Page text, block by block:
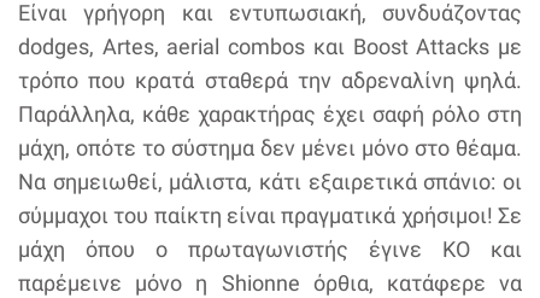
Είναι γρήγορη και εντυπωσιακή, συνδυάζοντας
dodges, Artes, aerial combos και Boost Attacks με
τρόπο που κρατά σταθερά την αδρεναλίνη ψηλά.
Παράλληλα, κάθε χαρακτήρας έχει σαφή ρόλο στη
μάχη, οπότε το σύστημα δεν μένει μόνο στο θέαμα.
Να σημειωθεί, μάλιστα, κάτι εξαιρετικά σπάνιο: οι
σύμμαχοι του παίκτη είναι πραγματικά χρήσιμοι! Σε
μάχη όπου ο πρωταγωνιστής έγινε ΚΟ και
παρέμεινε μόνο η Shionne όρθια, κατάφερε να